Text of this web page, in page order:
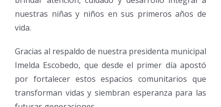
nuestras niñas y niños en sus primeros años de
vida.
Gracias al respaldo de nuestra presidenta municipal
Imelda Escobedo, que desde el primer día apostó
por fortalecer estos espacios comunitarios que
transforman vidas y siembran esperanza para las